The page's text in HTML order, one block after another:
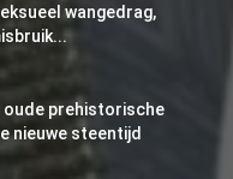
wangedrag,
oude prehistorische
nieuwe steentijd